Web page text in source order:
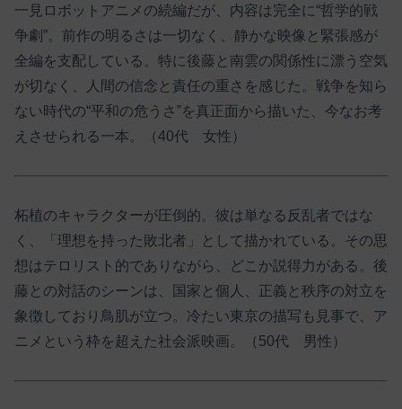
一見ロボットアニメの続編だが、内容は完全に“哲学的戦
争劇”。前作の明るさは一切なく、静かな映像と緊張感が
全編を支配している。特に後藤と南雲の関係性に漂う空気
が切なく、人間の信念と責任の重さを感じた。戦争を知ら
ない時代の“平和の危うさ”を真正面から描いた、今なお考
えさせられる一本。（40代 女性）
柘植のキャラクターが圧倒的。彼は単なる反乱者ではな
く、「理想を持った敗北者」として描かれている。その思
想はテロリスト的でありながら、どこか説得力がある。後
藤との対話のシーンは、国家と個人、正義と秩序の対立を
象徴しており鳥肌が立つ。冷たい東京の描写も見事で、ア
ニメという枠を超えた社会派映画。（50代 男性）